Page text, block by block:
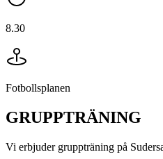
8.30
Fotbollsplanen
GRUPPTRÄNING
Vi erbjuder gruppträning på